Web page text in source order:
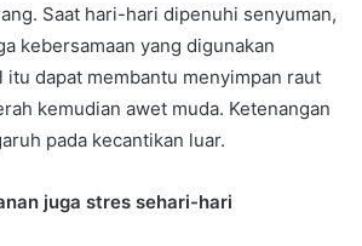
Saat hari-hari dipenuhi senyuman,
kebersamaan yang digunakan
itu dapat membantu menyimpan raut
kemudian awet muda. Ketenangan
pada kecantikan luar.
juga stres sehari-hari